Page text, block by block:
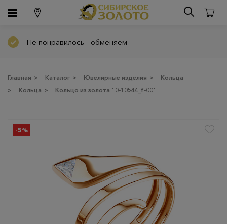
Не понравилось - обменяем
Главная > Каталог > Ювелирные изделия >
Кольца
>
Кольца > Кольцо из золота 10-10544_f-001
-5%